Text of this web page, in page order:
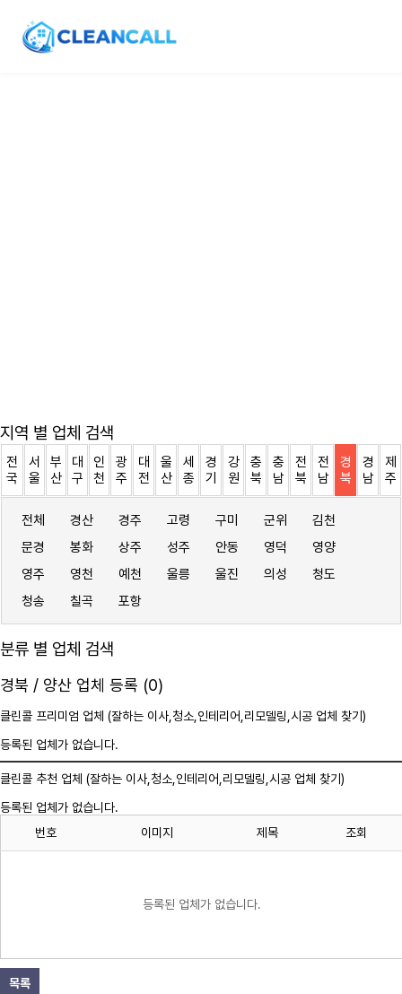
지역 별 업체 검색
전
국
서
울
부
산
대
구
인
천
광
주
대
전
울
산
세
종
경
기
강
원
충
북
충
남
전
북
전
남
경
북
경
남
제
주
전체 경산 경주 고령 구미 군위
김천
문경
봉화 상주 성주 안동 영덕
영양
영주
영천 예천 울릉 울진 의성
청도
청송
칠곡 포항
분류 별 업체 검색
경북 / 양산 업체 등록 (0)
클린콜 프리미엄 업체 (잘하는 이사, 청소 ,인테리어,리모델링,시공 업체 찾기)
등록된 업체가 없습니다.
클린콜 추천 업체 (잘하는 이사, 청소 ,인테리어,리모델링,시공 업체 찾기)
등록된 업체가 없습니다.
번호
이미지 제목 조회
등록된 업체가 없습니다.
목록